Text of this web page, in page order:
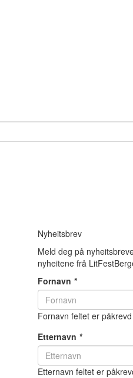
Nyheitsbrev
Meld deg på
nyheitene frå
Fornavn *
Fornavn feltet er påkrevd
Etternavn *
Etternavn feltet er